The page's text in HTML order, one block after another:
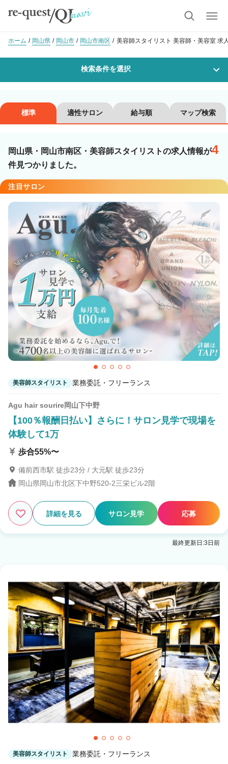
ホーム 岡山県 岡山市 岡山市南区 美容師スタイリスト 美容師・美容室 求
検索条件を選択
沿線・駅を選択 市区町村を選択
岡山市南区
職種・技能ランク
美容師スタイリスト 美容師アシスタント
カラーリスト フロント・レセプション
ヘアメイク・美容部員 アイリスト
ネイリスト エステティシャン
講師・インストラクター 営業・販売スタッフ・その他
雇用形態
詳細条件
この条件の求人数4件
検索する
標準 適性サロン 給与順 マップ検索
岡山県・岡山市南区・美容師スタイリストの求人情報が4
件見つかりました。
注目サロン
美容師スタイリスト 業務委託・フリーランス
Agu hair sourire岡山下中野
【100％報酬日払い】さらに！サロン見学で現場を
体験して1万
歩合55%〜
備前西市駅 徒歩23分 / 大元駅 徒歩23分
岡山県岡山市北区下中野520-2三栄ビル2階
詳細を見る サロン見学 応募
最終更新日:3日前
美容師スタイリスト 業務委託・フリーランス